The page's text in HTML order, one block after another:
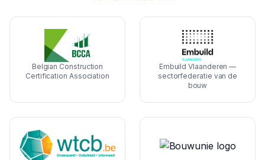
Belgian Construction
Certification Association
Embuild Vlaanderen —
sectorfederatie van de
bouw